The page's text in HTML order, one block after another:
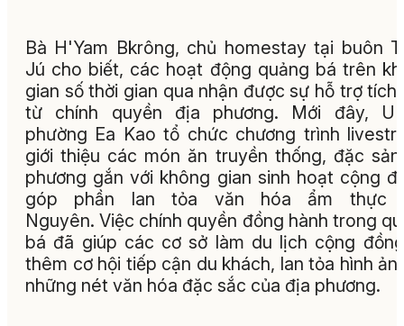
Bà H'Yam Bkrông, chủ homestay tại buôn
Jú cho biết, các hoạt động quảng bá trên
gian số thời gian qua nhận được sự hỗ trợ tích
từ chính quyền địa phương. Mới đây,
phường Ea Kao tổ chức chương trình
giới thiệu các món ăn truyền thống, đặc
phương gắn với không gian sinh hoạt cộng
góp phần lan tỏa văn hóa ẩm thực
Nguyên. Việc chính quyền đồng hành trong
bá đã giúp các cơ sở làm du lịch cộng
thêm cơ hội tiếp cận du khách, lan tỏa hình
những nét văn hóa đặc sắc của địa phương.